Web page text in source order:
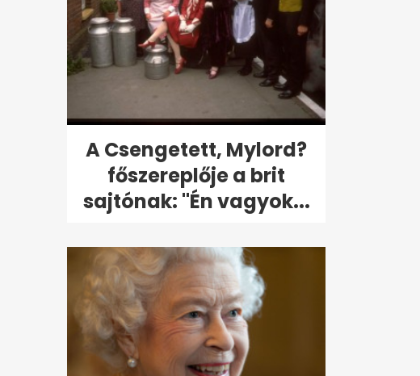
A Csengetett, Mylord?
főszereplője a brit
sajtónak: "Én vagyok...